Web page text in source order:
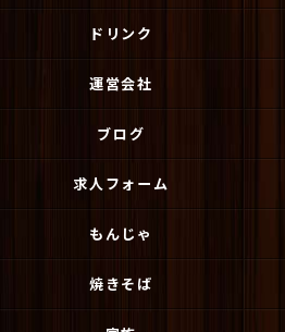
ドリンク
運営会社
ブログ
求人フォーム
もんじゃ
焼きそば